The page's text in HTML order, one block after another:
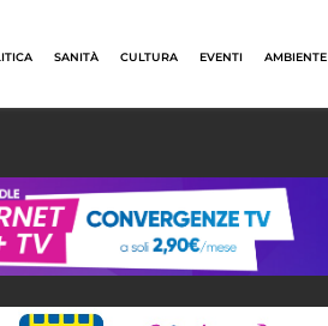
SANITÀ CULTURA EVENTI AMBIENTE